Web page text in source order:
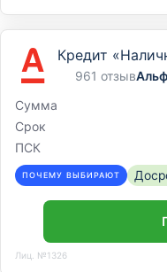
Кредит
961 отзыв
Сумма
Срок
ПСК
ПОЧЕМУ ВЫБИРАЮТ
Лиц. №1326